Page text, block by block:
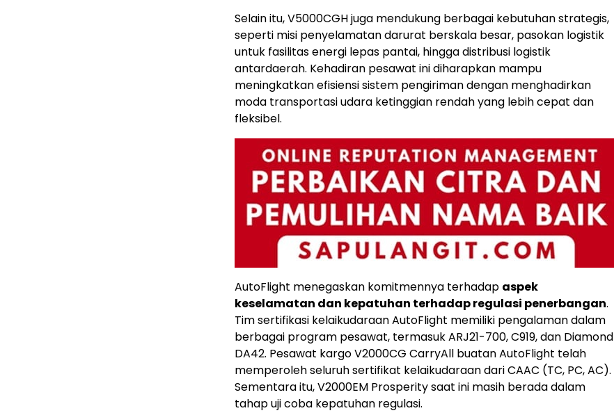
Selain itu, V5000CGH juga mendukung berbagai kebutuhan strategis,
seperti misi penyelamatan darurat berskala besar, pasokan logistik
untuk fasilitas energi lepas pantai, hingga distribusi logistik
antardaerah. Kehadiran pesawat ini diharapkan mampu
meningkatkan efisiensi sistem pengiriman dengan menghadirkan
moda transportasi udara ketinggian rendah yang lebih cepat dan
fleksibel.
AutoFlight menegaskan komitmennya terhadap aspek
keselamatan dan kepatuhan terhadap regulasi penerbangan.
Tim sertifikasi kelaikudaraan AutoFlight memiliki pengalaman dalam
berbagai program pesawat, termasuk ARJ21-700, C919, dan Diamond
DA42. Pesawat kargo V2000CG CarryAll buatan AutoFlight telah
memperoleh seluruh sertifikat kelaikudaraan dari CAAC (TC, PC, AC).
Sementara itu, V2000EM Prosperity saat ini masih berada dalam
tahap uji coba kepatuhan regulasi.